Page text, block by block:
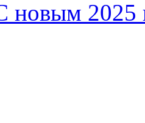
новым 2025